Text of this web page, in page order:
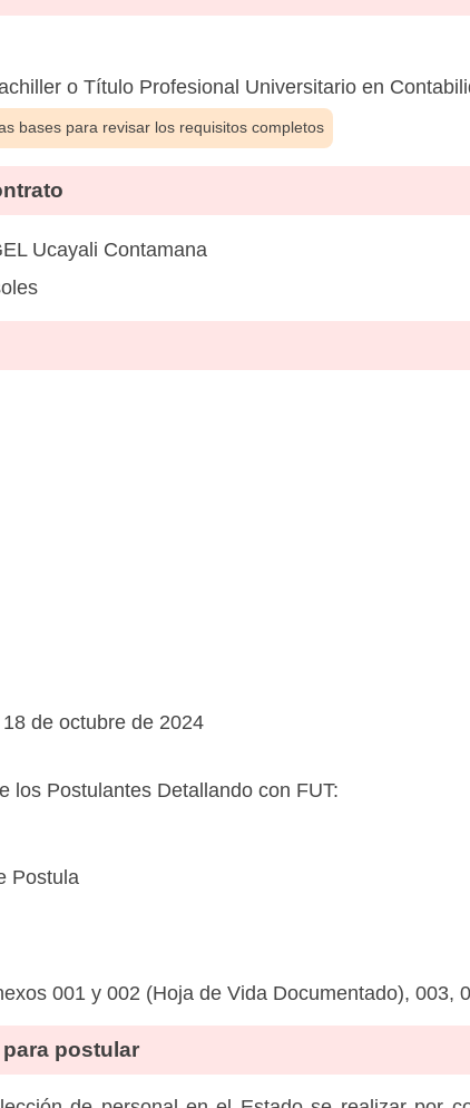
o Título Profesional Universitario en
bases para revisar los requisitos completos
Ucayali Contamana
18 de octubre de 2024
los Postulantes Detallando con FUT:
Postula
001 y 002 (Hoja de Vida Documentado), 003,
postular